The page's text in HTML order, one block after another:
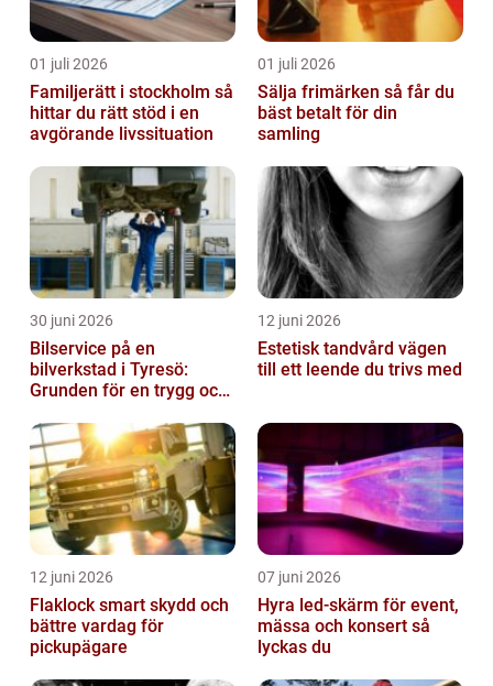
01 juli 2026
Familjerätt i stockholm så
hittar du rätt stöd i en
avgörande livssituation
01 juli 2026
Sälja frimärken så får du
bäst betalt för din
samling
30 juni 2026
Bilservice på en
bilverkstad i Tyresö:
Grunden för en trygg och
12 juni 2026
Estetisk tandvård vägen
till ett leende du trivs med
12 juni 2026
Flaklock smart skydd och
bättre vardag för
pickupägare
07 juni 2026
Hyra led-skärm för event,
mässa och konsert så
lyckas du